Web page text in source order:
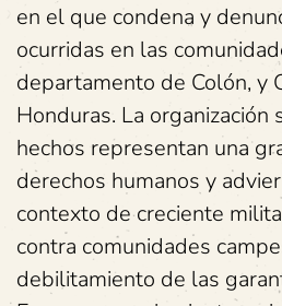
en el que condena y
ocurridas en las
departamento de Colón, y
Honduras. La organización
hechos representan una
derechos humanos y
contexto de creciente
contra comunidades
debilitamiento de las